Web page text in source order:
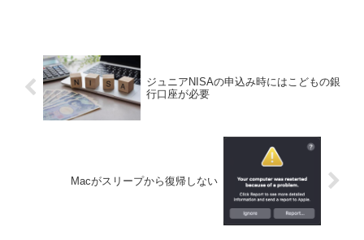
ジュニアNISAの申込み時にはこどもの銀
行口座が必要
Macがスリープから復帰しない